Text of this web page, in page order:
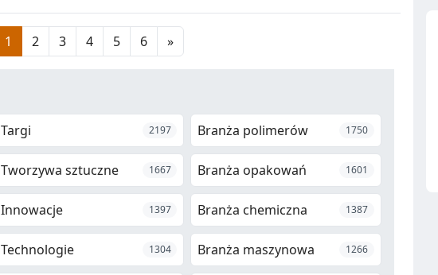
1 2 3 4 5 6 »
Targi 2197 Branża polimerów 1750
Tworzywa sztuczne 1667 Branża opakowań 1601
Innowacje 1397 Branża chemiczna 1387
Technologie 1304 Branża maszynowa 1266